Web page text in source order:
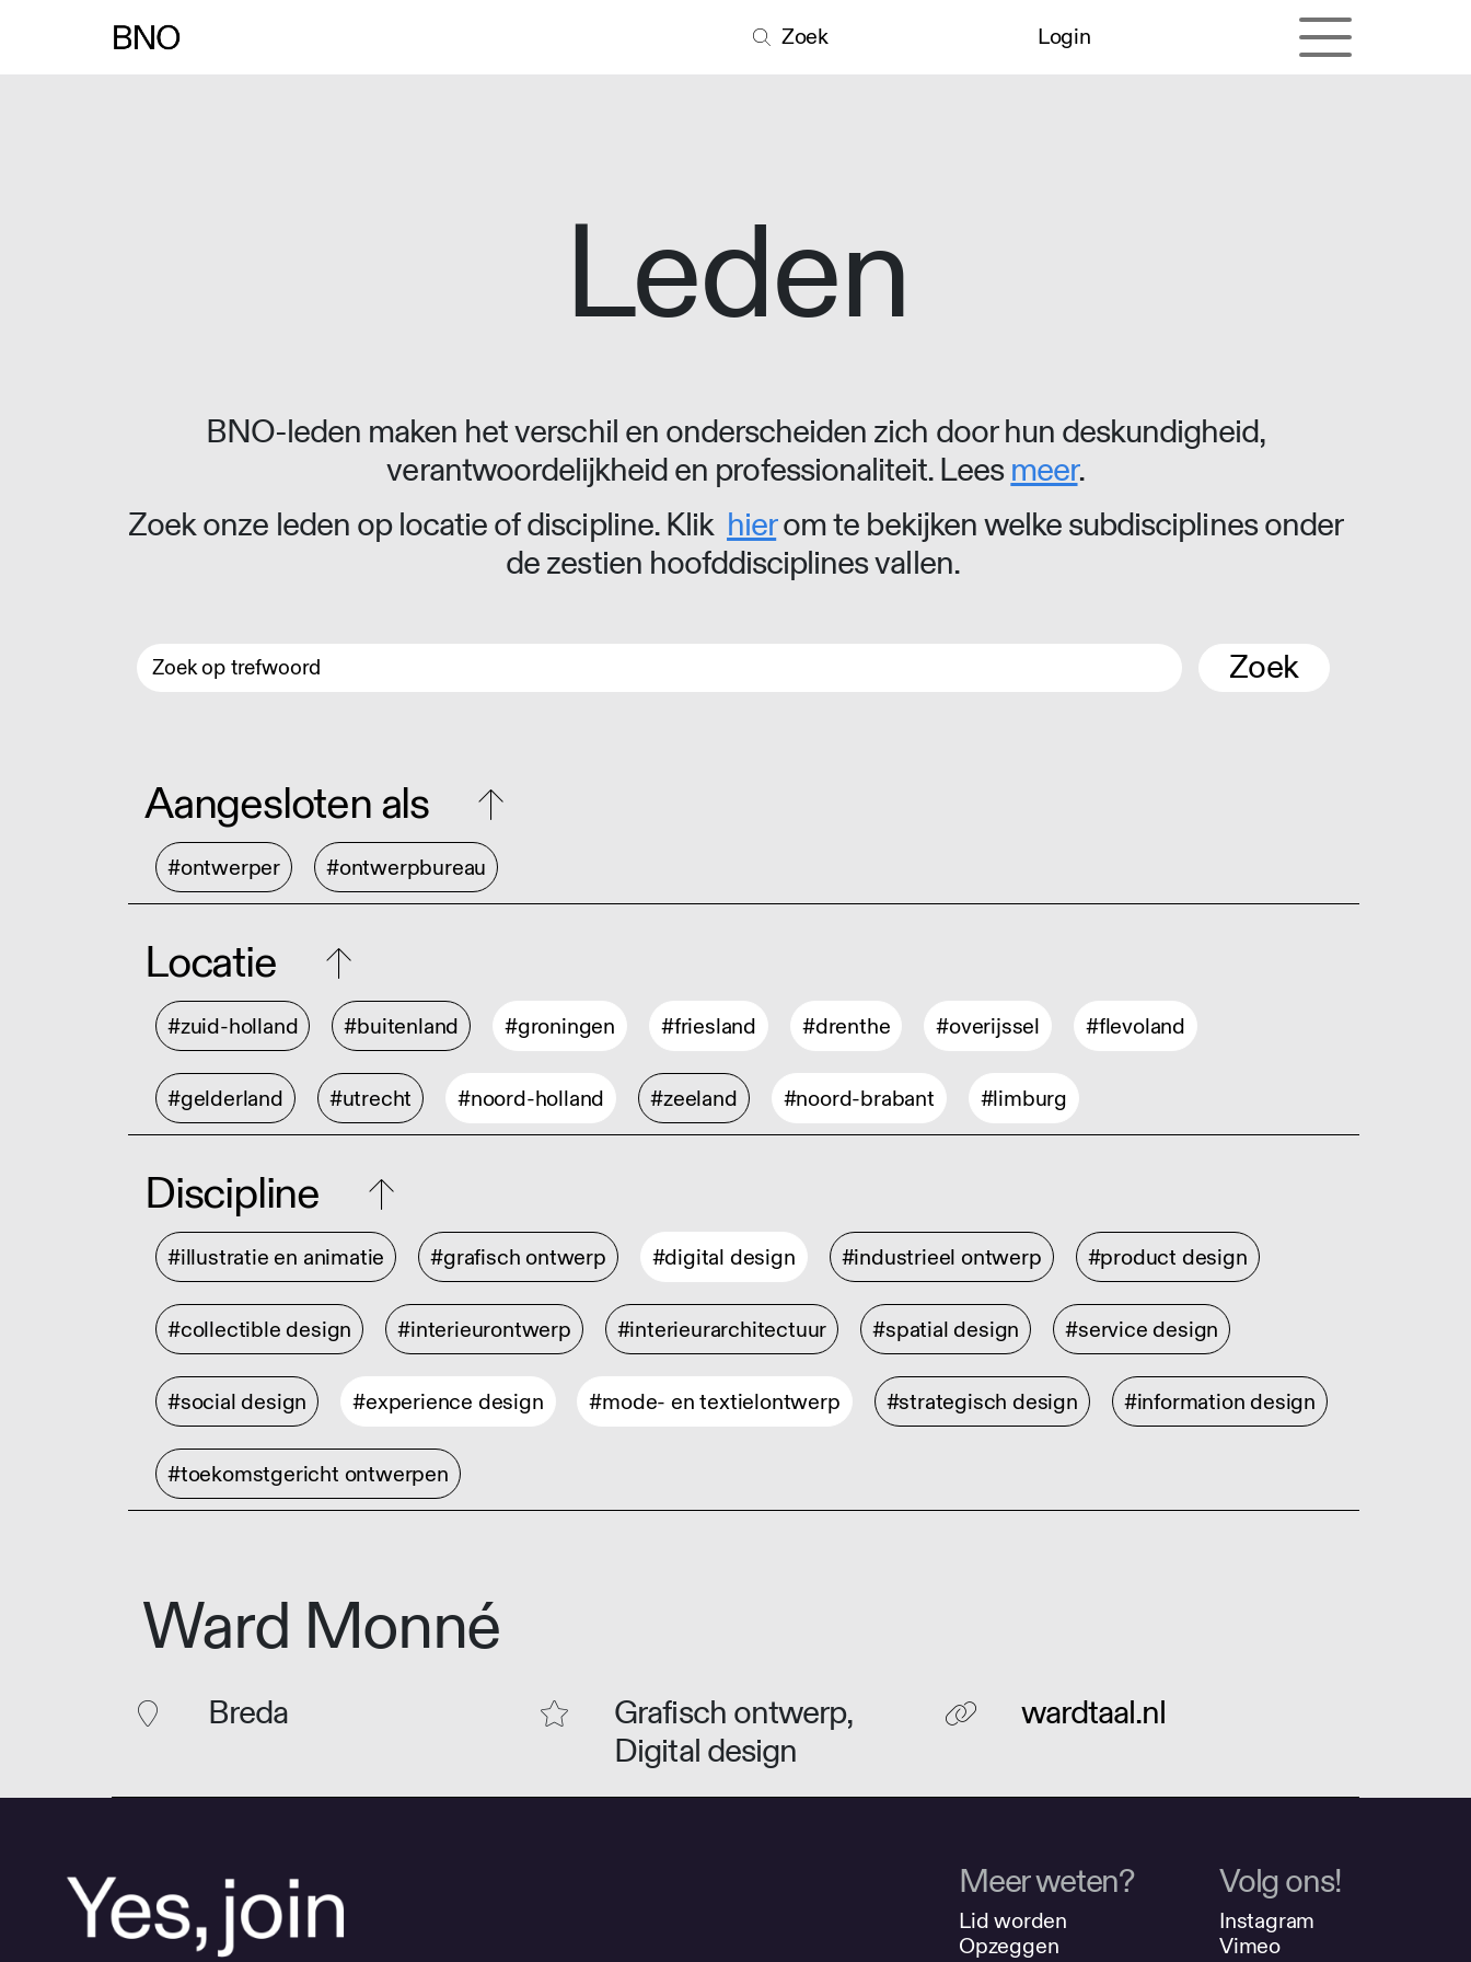
Zoek Login
Leden
BNO-leden maken het verschil en onderscheiden zich door hun deskundigheid,
verantwoordelijkheid en professionaliteit. Leesmeer.
Zoek onze leden op locatie of discipline. Klik hierom te bekijken welke subdisciplines onder
de zestien hoofddisciplines vallen.
Zoek
Aangesloten als
#ontwerper #ontwerpbureau
Locatie
#zuid-holland #buitenland #groningen #friesland #drenthe #overijssel #flevoland
#gelderland #utrecht #noord-holland #zeeland #noord-brabant #limburg
Discipline
#illustratie en animatie #grafisch ontwerp #digital design #industrieel ontwerp #product design
#collectible design #interieurontwerp #interieurarchitectuur #spatial design #service design
#social design #experience design #mode- en textielontwerp #strategisch design #information design
#toekomstgericht ontwerpen
Ward Monné
Breda
Grafisch ontwerp,
Digital design
wardtaal.nl
Meer weten?
Lid worden
Opzeggen
Volg ons!
Instagram
Vimeo